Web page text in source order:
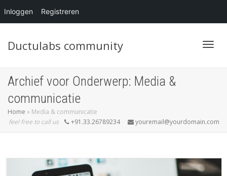
Inloggen Registreren
Ductulabs community
Archief voor Onderwerp: Media &
communicatie
Home » Media & communicatie
feel free to call us
+91.33.26789234 youremail@yourdomain.com